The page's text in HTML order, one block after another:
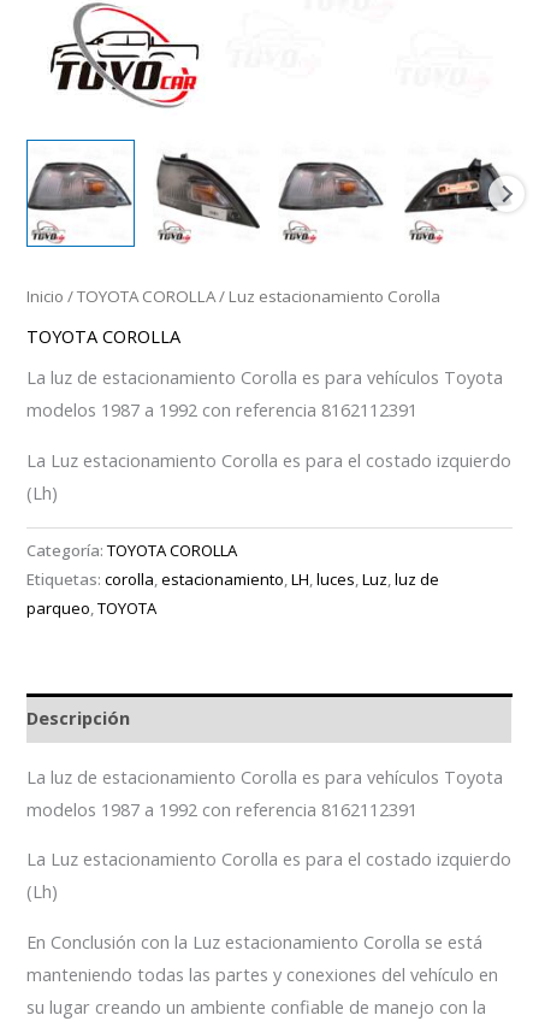
Inicio /TOYOTA COROLLA/ Luz estacionamiento Corolla
TOYOTA COROLLA
La luz de estacionamiento Corolla es para vehículos Toyota
modelos 1987 a 1992 con referencia 8162112391
La Luz estacionamiento Corolla es para el costado izquierdo
(Lh)
Categoría:TOYOTA COROLLA
Etiquetas:corolla,estacionamiento,LH,luces,Luz,luz de
parqueo,TOYOTA
Descripción
La luz de estacionamiento Corolla es para vehículos Toyota
modelos 1987 a 1992 con referencia 8162112391
La Luz estacionamiento Corolla es para el costado izquierdo
(Lh)
En Conclusión con la Luz estacionamiento Corolla se está
manteniendo todas las partes y conexiones del vehículo en
su lugar creando un ambiente confiable de manejo con la